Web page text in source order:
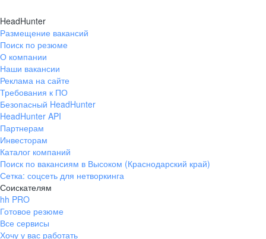
HeadHunter
Размещение вакансий
Поиск по резюме
О компании
Наши вакансии
Реклама на сайте
Требования к ПО
Безопасный HeadHunter
HeadHunter API
Партнерам
Инвесторам
Каталог компаний
Поиск по вакансиям в Высоком (Краснодарский край)
Сетка: соцсеть для нетворкинга
Соискателям
hh PRO
Готовое резюме
Все сервисы
Хочу у вас работать